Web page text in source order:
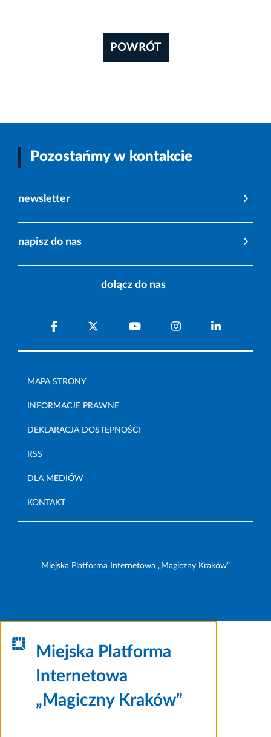
POWRÓT
Pozostańmy w kontakcie
newsletter
napisz do nas
dołącz do nas
MAPA STRONY
INFORMACJE PRAWNE
DEKLARACJA DOSTĘPNOŚCI
RSS
DLA MEDIÓW
KONTAKT
Miejska Platforma Internetowa „Magiczny Kraków”
Miejska Platforma
Internetowa
„Magiczny Kraków”